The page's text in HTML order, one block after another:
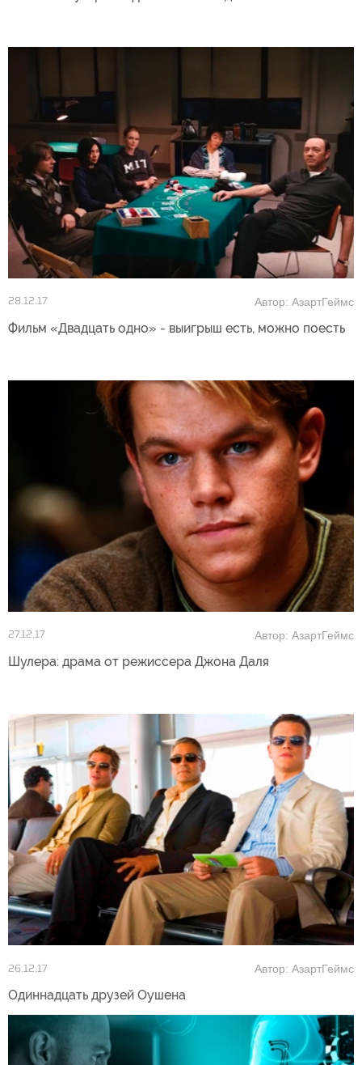
28.12.17 Автор: АзартГеймс
Фильм «Двадцать одно» - выигрыш есть, можно поесть
27.12.17 Автор: АзартГеймс
Шулера: драма от режиссера Джона Даля
26.12.17 Автор: АзартГеймс
Одиннадцать друзей Оушена